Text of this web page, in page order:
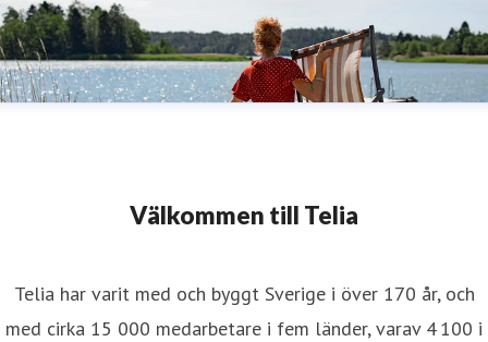
Välkommen till Telia
Telia har varit med och byggt Sverige i över 170 år, och
med cirka 15 000 medarbetare i fem länder, varav 4 100 i